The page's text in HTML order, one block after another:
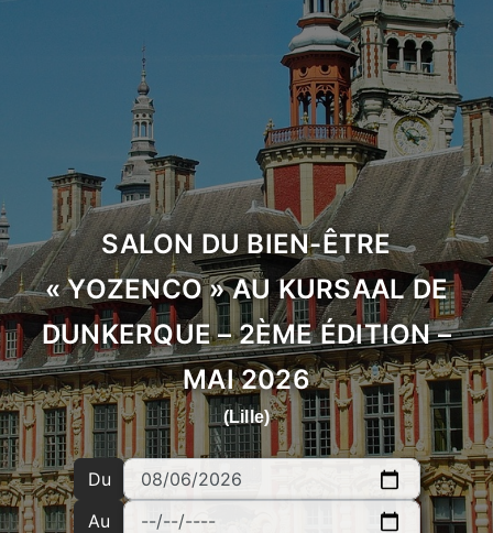
SALON DU BIEN-ÊTRE
« YOZENCO » AU KURSAAL DE
DUNKERQUE – 2ÈME ÉDITION –
MAI 2026
(Lille)
Du
Au